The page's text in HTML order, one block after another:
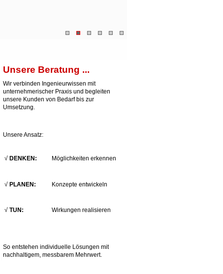
Unsere Beratung ...
Wir verbinden Ingenieurwissen mit
unternehmerischer Praxis und begleiten
unsere Kunden von Bedarf bis zur
Umsetzung.
Unsere Ansatz:
√ DENKEN: Möglichkeiten erkennen
√ PLANEN: Konzepte entwickeln
√ TUN: Wirkungen realisieren
So entstehen individuelle Lösungen mit
nachhaltigem, messbarem Mehrwert.